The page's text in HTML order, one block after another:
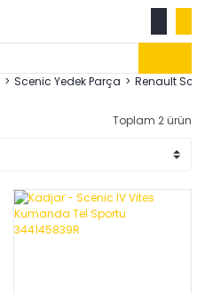
Scenic Yedek Parça Renault
Toplam 2 ürün